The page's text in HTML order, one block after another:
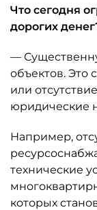
Что сегодня
дорогих
—
объектов. Это
или
юридические
Например,
технические
которых